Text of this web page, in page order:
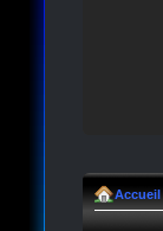
Accueil